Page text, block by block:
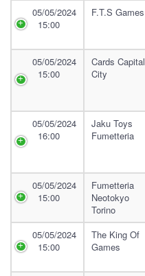
05/05/2024
15:00
F.t.s Games
05/05/2024
15:00
Cards Capital
City
05/05/2024
16:00
Jaku Toys
Fumetteria
05/05/2024
15:00
Fumetteria
Neotokyo
Torino
05/05/2024
15:00
The King Of
Games